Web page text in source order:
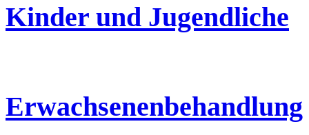
Kinder und Jugendliche
Erwachsenenbehandlung